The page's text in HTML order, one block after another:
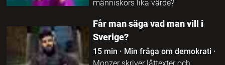
människors lika värde?
Får man säga vad man vill i
Sverige?
15 min · Min fråga om demokrati ·
Monzer skriver låttexter och